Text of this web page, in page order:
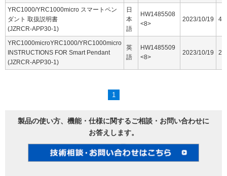
YRC1000/YRC1000micro スマートペン
ダント 取扱説明書
(JZRCR-APP30-1)
日
本
語
HW1485508
<8>
2023/10/19
YRC1000microYRC1000/YRC1000micro
INSTRUCTIONS FOR Smart Pendant
(JZRCR-APP30-1)
英
語
HW1485509
<8>
2023/10/19
1
製品の使い方、機能・仕様に関するご相談・お問い合わせに
お答えします。